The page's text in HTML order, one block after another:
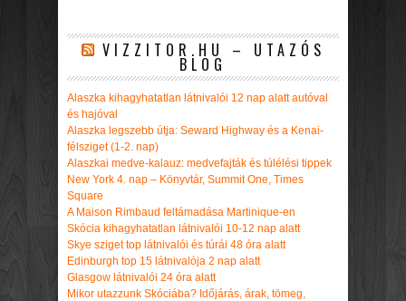
VIZZITOR.HU – UTAZÓS
BLOG
Alaszka kihagyhatatlan látnivalói 12 nap alatt autóval
és hajóval
Alaszka legszebb útja: Seward Highway és a Kenai-
félsziget (1-2. nap)
Alaszkai medve-kalauz: medvefajták és túlélési tippek
New York 4. nap – Könyvtár, Summit One, Times
Square
A Maison Rimbaud feltámadása Martinique-en
Skócia kihagyhatatlan látnivalói 10-12 nap alatt
Skye sziget top látnivalói és túrái 48 óra alatt
Edinburgh top 15 látnivalója 2 nap alatt
Glasgow látnivalói 24 óra alatt
Mikor utazzunk Skóciába? Időjárás, árak, tömeg,